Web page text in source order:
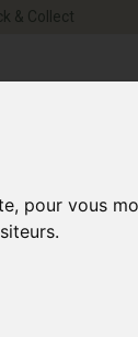
pour vous
& Collect